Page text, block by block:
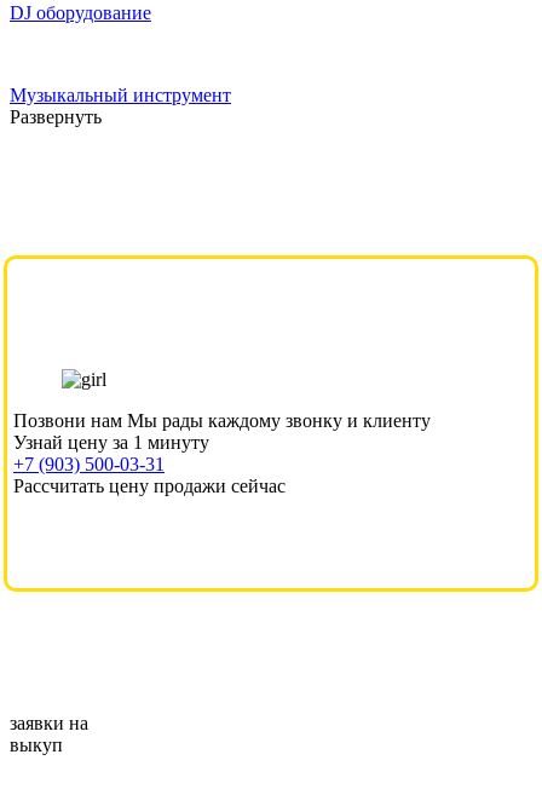
DJ оборудование
Музыкальный инструмент
Развернуть
Позвони нам Мы рады каждому звонку и клиенту
Узнай цену за 1 минуту
+7 (903) 500-03-31
Рассчитать цену продажи сейчас
заявки на
выкуп